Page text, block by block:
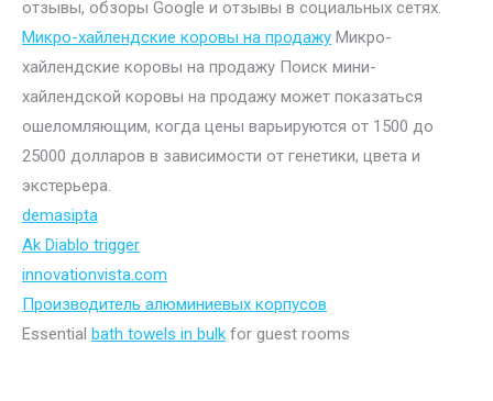
отзывы, обзоры Google и отзывы в социальных сетях.
Микро-хайлендские коровы на продажу Микро-
хайлендские коровы на продажу Поиск мини-
хайлендской коровы на продажу может показаться
ошеломляющим, когда цены варьируются от 1500 до
25000 долларов в зависимости от генетики, цвета и
экстерьера.
demasipta
Ak Diablo trigger
innovationvista.com
Производитель алюминиевых корпусов
Essential bath towels in bulk for guest rooms